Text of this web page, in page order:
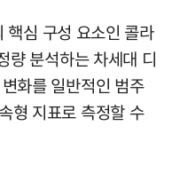
심 구성 요소인 콜라
량 분석하는 차세대 디
화를 일반적인 범주
형 지표로 측정할 수